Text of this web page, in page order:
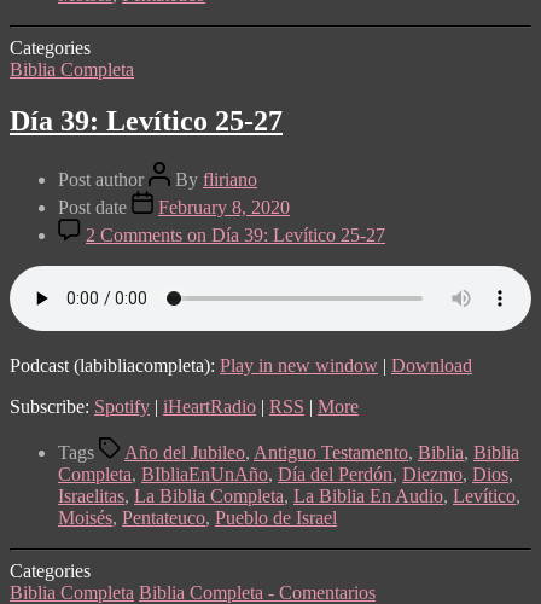
Categories
Biblia Completa
Día 39: Levítico 25-27
Post author By fliriano
Post date
February 8, 2020
2 Comments on Día 39: Levítico 25-27
Podcast (labibliacompleta): Play in new window | Download
Subscribe: Spotify | iHeartRadio | RSS | More
Tags Año del Jubileo, Antiguo Testamento, Biblia, Biblia
Completa, BIbliaEnUnAño, Día del Perdón, Diezmo, Dios,
Israelitas, La Biblia Completa, La Biblia En Audio, Levítico,
Moisés, Pentateuco, Pueblo de Israel
Categories
Biblia Completa Biblia Completa - Comentarios